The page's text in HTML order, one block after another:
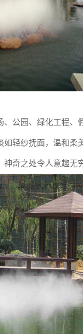
公园、绿化工程
轻纱抚面，温和
奇之处令人意趣无